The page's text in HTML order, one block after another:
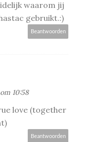
waarom jij
gebruikt.:)
Beantwoorden
10:58
love (together
Beantwoorden